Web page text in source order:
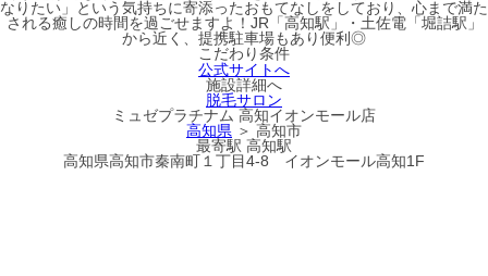
なりたい」という気持ちに寄添ったおもてなしをしており、心まで満た
される癒しの時間を過ごせますよ！JR「高知駅」・土佐電「堀詰駅」
から近く、提携駐車場もあり便利◎
こだわり条件
公式サイトへ
施設詳細へ
脱毛サロン
ミュゼプラチナム 高知イオンモール店
高知県 ＞ 高知市
最寄駅 高知駅
高知県高知市秦南町１丁目4-8 イオンモール高知1F